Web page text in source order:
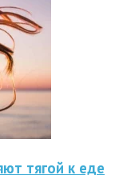
тягой к еде